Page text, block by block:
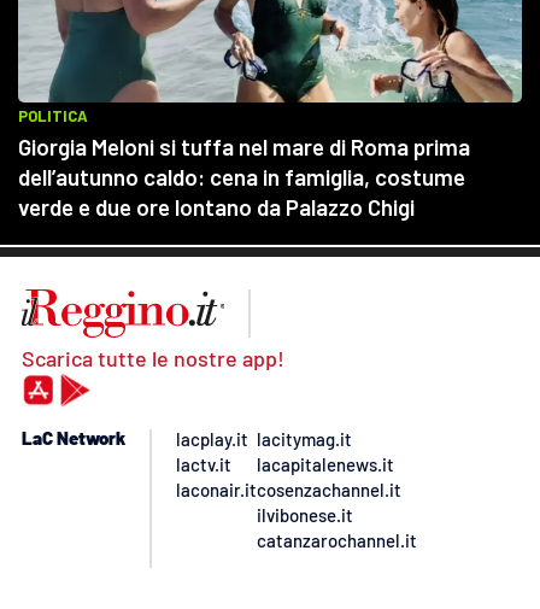
Scarica tutte le nostre app!
LaC Network
lacplay.it
lactv.it
laconair.it
lacitymag.it
lacapitalenews.it
cosenzachannel.it
ilvibonese.it
catanzarochannel.it